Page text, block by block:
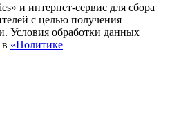
и интернет-сервис для сбора
с целью получения
Условия обработки данных
«Политике